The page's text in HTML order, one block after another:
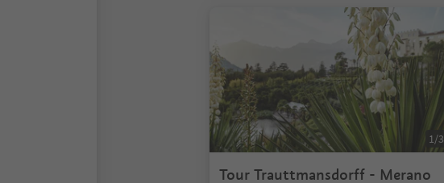
1/3
Tour Trauttmansdorff - Merano